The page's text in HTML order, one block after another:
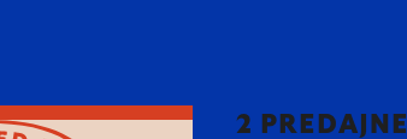
2 PREDAJNE